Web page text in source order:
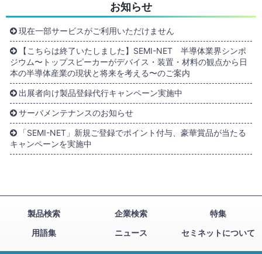
お知らせ
現在一部サービスがご利用いただけません
【こちらは終了いたしました】SEMI-NET 半導体業界シンポ
ジウム〜トップスピーカーがデバイス・装置・材料の観点から日
本の半導体産業の現状と将来を考える〜のご案内
出展者向け製品登録代行キャンペーン実施中
サーバメンテナンスのお知らせ
「SEMI-NET」新規ご登録でポイント付与、豪華賞品が当たる
キャンペーンを実施中
製品検索 企業検索
特集
用語集
ニュース セミネットについて